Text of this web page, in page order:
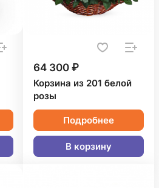
64 300 ₽
Корзина из 201 белой
розы
Подробнее
В корзину